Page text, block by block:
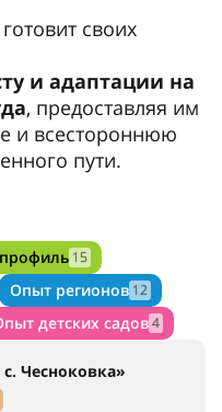
своих
и адаптации на
, предоставляя им
и всестороннюю
пути.
15
Опыт регионов 12
детских садов4
Чесноковка»